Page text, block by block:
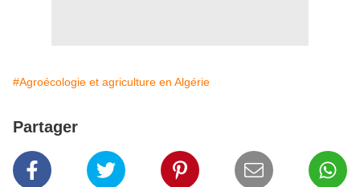
#Agroécologie et agriculture en Algérie
Partager